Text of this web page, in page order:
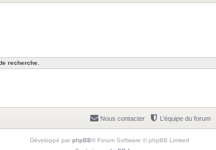
recherche.
L’équipe du forum
Nous contacter
Développé par phpBB® Forum Software © phpBB Limited